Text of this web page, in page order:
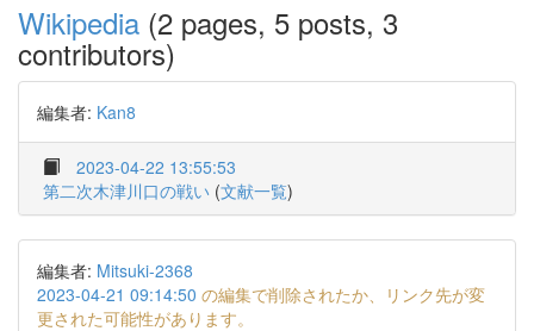
Wikipedia (2 pages, 5 posts, 3
contributors)
編集者: Kan8
2023-04-22 13:55:53
第二次木津川口の戦い (文献一覧)
編集者: Mitsuki-2368
2023-04-21 09:14:50 の編集で削除されたか、リンク先が変
更された可能性があります。